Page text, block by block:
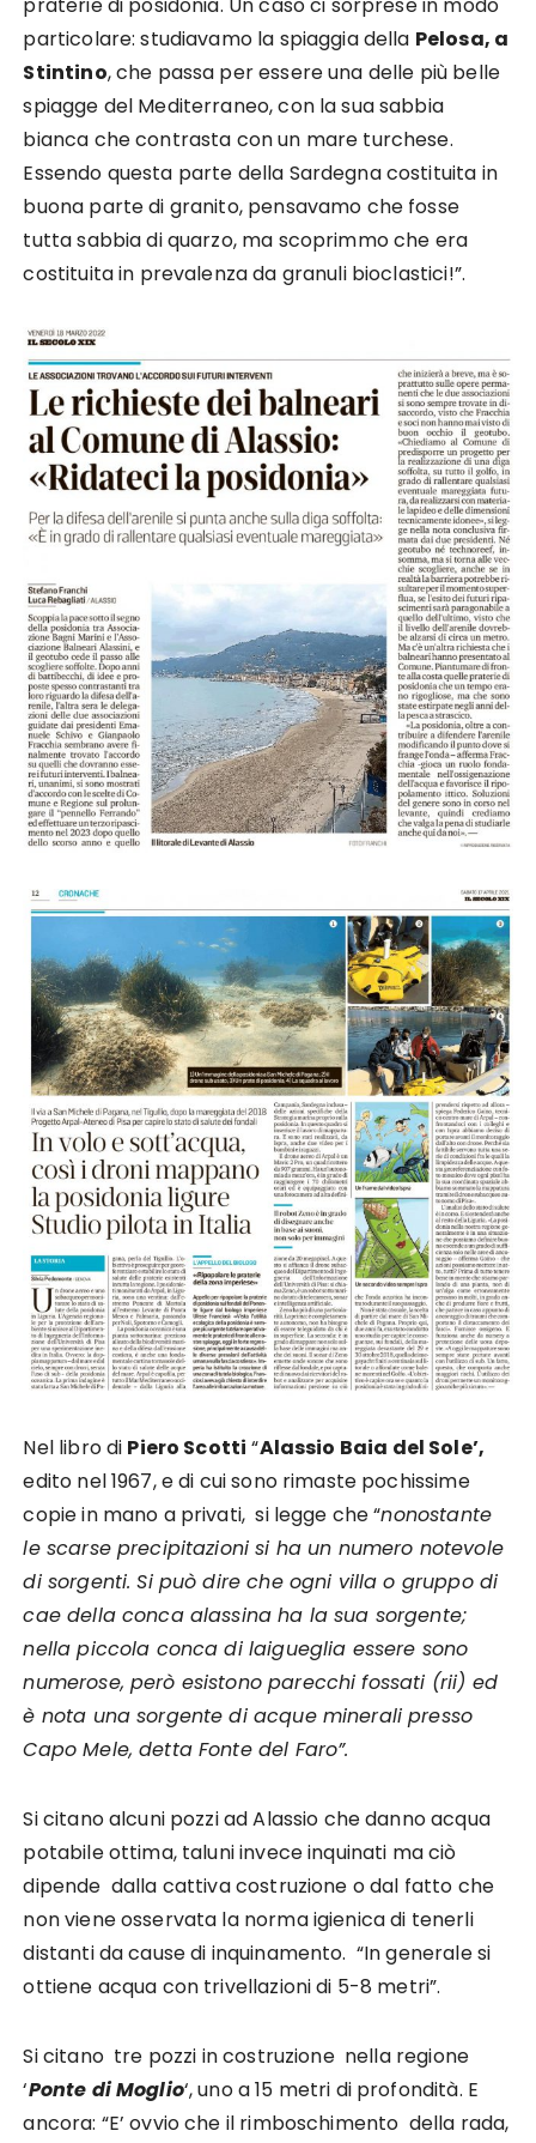
particolare: studiavamo la spiaggia della Pelosa, a
Stintino, che passa per essere una delle più belle
spiagge del Mediterraneo, con la sua sabbia
bianca che contrasta con un mare turchese.
Essendo questa parte della Sardegna costituita in
buona parte di granito, pensavamo che fosse
tutta sabbia di quarzo, ma scoprimmo che era
costituita in prevalenza da granuli bioclastici!”.
Nel libro di Piero Scotti “Alassio Baia del Sole’,
edito nel 1967, e di cui sono rimaste pochissime
copie in mano a privati, si legge che “nonostante
le scarse precipitazioni si ha un numero notevole
di sorgenti. Si può dire che ogni villa o gruppo di
cae della conca alassina ha la sua sorgente;
nella piccola conca di laigueglia essere sono
numerose, però esistono parecchi fossati (rii) ed
è nota una sorgente di acque minerali presso
Capo Mele, detta Fonte del Faro”.
Si citano alcuni pozzi ad Alassio che danno acqua
potabile ottima, taluni invece inquinati ma ciò
dipende dalla cattiva costruzione o dal fatto che
non viene osservata la norma igienica di tenerli
distanti da cause di inquinamento. “In generale si
ottiene acqua con trivellazioni di 5-8 metri”.
Si citano tre pozzi in costruzione nella regione
‘Ponte di Moglio‘, uno a 15 metri di profondità. E
ancora: “E’ ovvio che il rimboschimento della rada,